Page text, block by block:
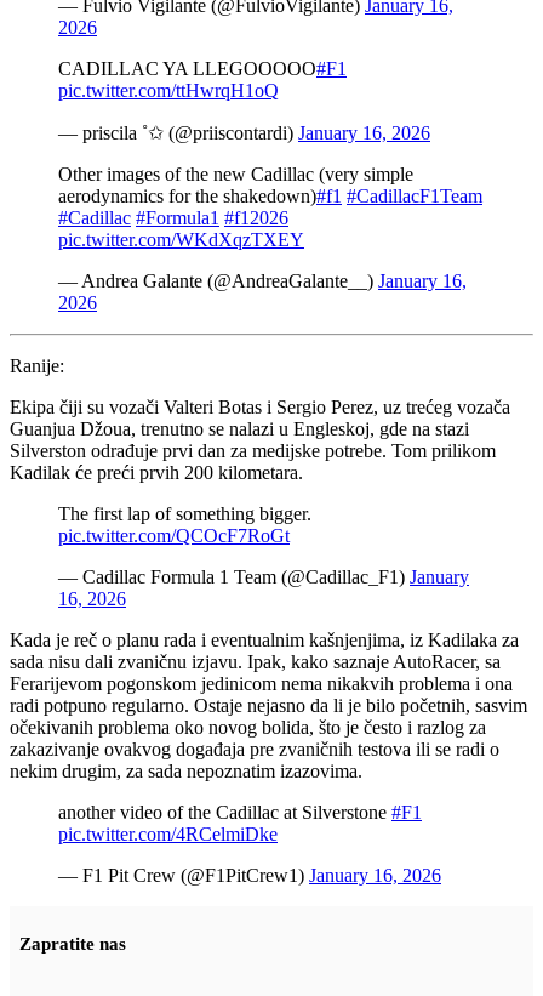
— Fulvio Vigilante (@FulvioVigilante) January 16,
2026
CADILLAC YA LLEGOOOOO#F1
pic.twitter.com/ttHwrqH1oQ
— priscila ˚✩ (@priiscontardi) January 16, 2026
Other images of the new Cadillac (very simple
aerodynamics for the shakedown)#f1 #CadillacF1Team
#Cadillac #Formula1 #f12026
pic.twitter.com/WKdXqzTXEY
— Andrea Galante (@AndreaGalante__) January 16,
2026
Ranije:
Ekipa čiji su vozači Valteri Botas i Sergio Perez, uz trećeg vozača
Guanjua Džoua, trenutno se nalazi u Engleskoj, gde na stazi
Silverston odrađuje prvi dan za medijske potrebe. Tom prilikom
Kadilak će preći prvih 200 kilometara.
The first lap of something bigger.
pic.twitter.com/QCOcF7RoGt
— Cadillac Formula 1 Team (@Cadillac_F1) January
16, 2026
Kada je reč o planu rada i eventualnim kašnjenjima, iz Kadilaka za
sada nisu dali zvaničnu izjavu. Ipak, kako saznaje AutoRacer, sa
Ferarijevom pogonskom jedinicom nema nikakvih problema i ona
radi potpuno regularno. Ostaje nejasno da li je bilo početnih, sasvim
očekivanih problema oko novog bolida, što je često i razlog za
zakazivanje ovakvog događaja pre zvaničnih testova ili se radi o
nekim drugim, za sada nepoznatim izazovima.
another video of the Cadillac at Silverstone #F1
pic.twitter.com/4RCelmiDke
— F1 Pit Crew (@F1PitCrew1) January 16, 2026
Zapratite nas